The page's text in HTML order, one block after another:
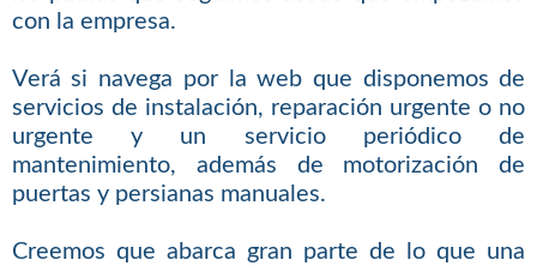
con la empresa.
Verá si navega por la web que disponemos de
servicios de instalación, reparación urgente o no
urgente y un servicio periódico de
mantenimiento, además de motorización de
puertas y persianas manuales.
Creemos que abarca gran parte de lo que una